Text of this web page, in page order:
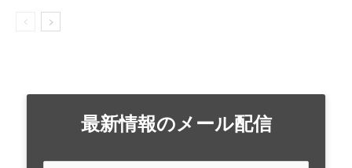
最新情報のメール配信